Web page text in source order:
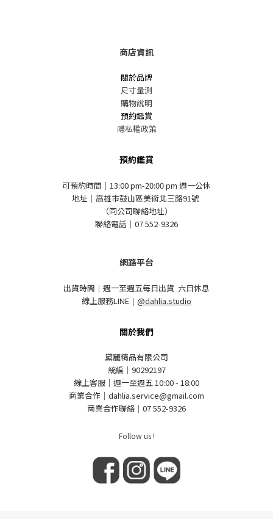
商店資訊
關於品牌
尺寸量測
購物說明
預約鑑賞
隱私權政策
預約鑑賞
可預約時間｜13:00 pm-20:00 pm 週一公休
地址｜高雄市鼓山區美術北三路91號
（同公司聯絡地址）
聯絡電話｜07 552-9326
網路平台
出貨時間｜週一至週五每日出貨 六日休息
線上服務LINE ｜ @dahlia.studio
關於我們
黛麗精品有限公司
統編｜90292197
線上客服｜週一至週五 10:00 - 18:00
商業合作｜dahlia.service@gmail.com
商業合作聯絡｜07 552-9326
Follow us !